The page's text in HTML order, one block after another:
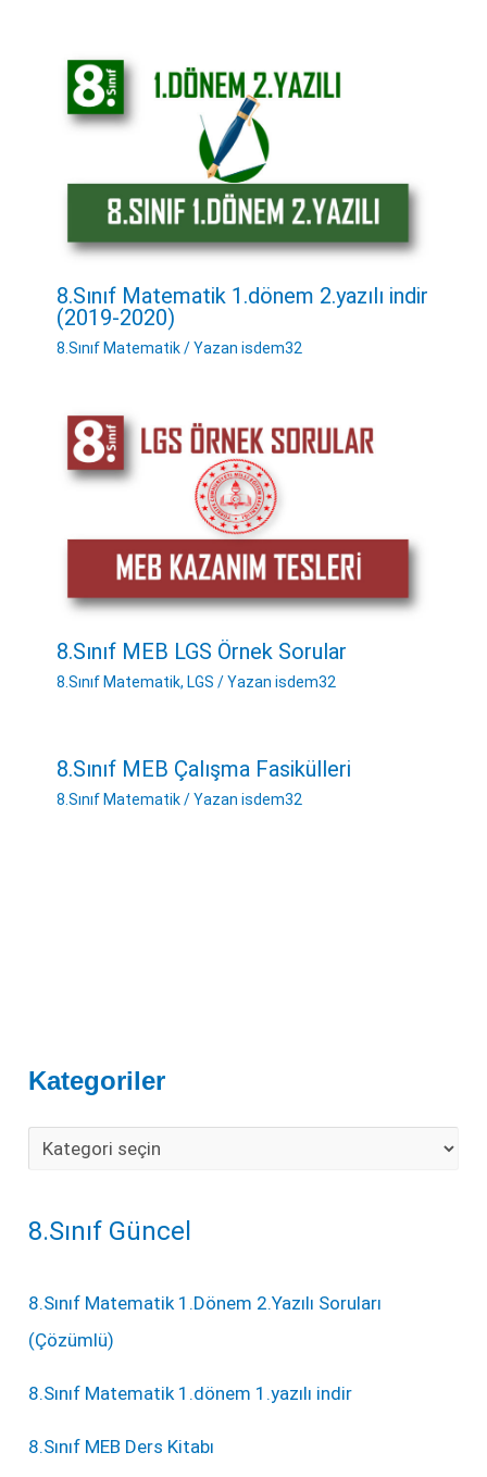
8.Sınıf Matematik 1.dönem 2.yazılı indir
(2019-2020)
8.Sınıf Matematik/ Yazan isdem32
8.Sınıf MEB LGS Örnek Sorular
8.Sınıf Matematik, LGS / Yazan isdem32
8.Sınıf MEB Çalışma Fasikülleri
8.Sınıf Matematik/ Yazan isdem32
Kategoriler
8.Sınıf Güncel
8.Sınıf Matematik 1.Dönem 2.Yazılı Soruları
(Çözümlü)
8.Sınıf Matematik 1.dönem 1.yazılı indir
8.Sınıf MEB Ders Kitabı